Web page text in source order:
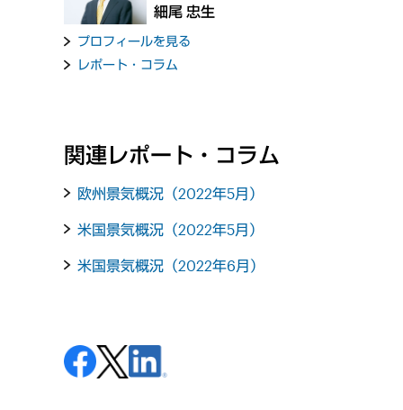
細尾 忠生
プロフィールを見る
レポート・コラム
関連レポート・コラム
欧州景気概況（2022年5月）
米国景気概況（2022年5月）
米国景気概況（2022年6月）